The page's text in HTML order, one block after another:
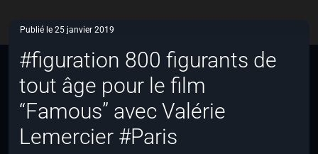
Publié le 25 janvier 2019
#figuration 800 figurants de
tout âge pour le film
“Famous” avec Valérie
Lemercier #Paris